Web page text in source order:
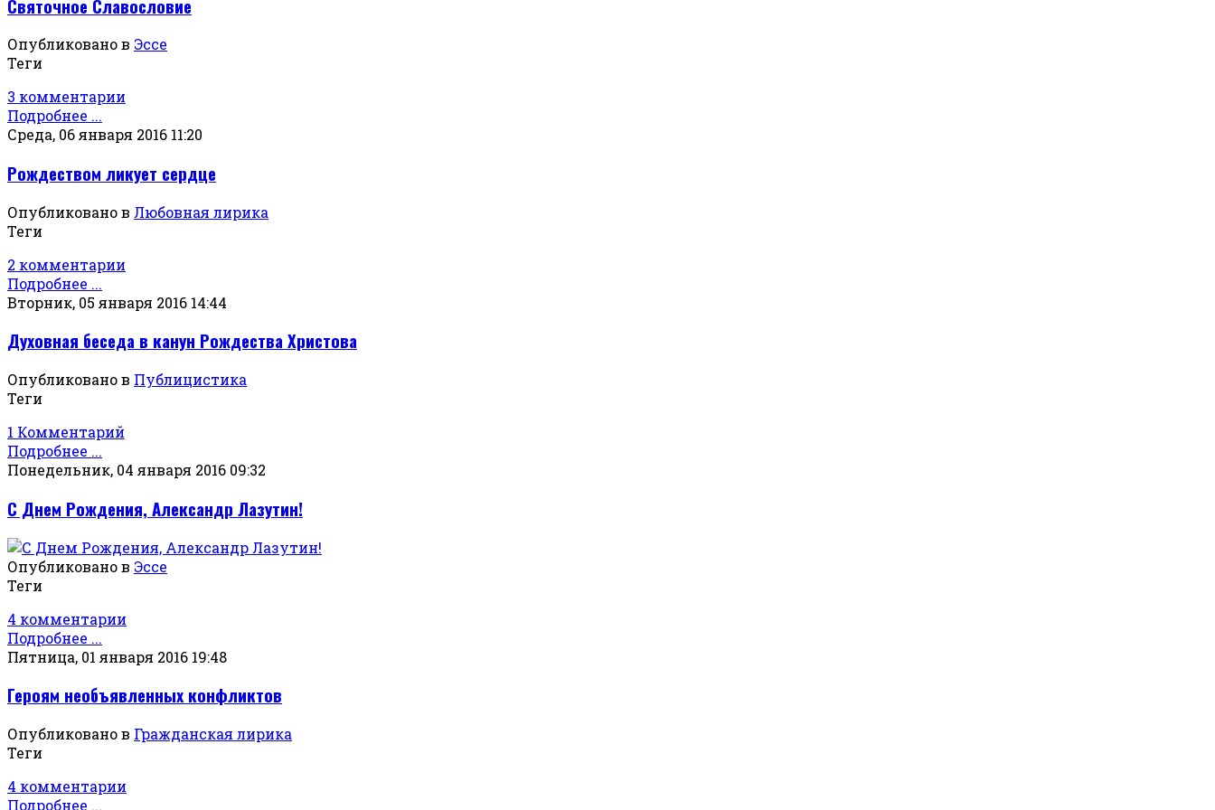
Святочное Славословие
Опубликовано в Эссе
Теги
3 комментарии
Подробнее ...
Среда, 06 января 2016 11:20
Рождеством ликует сердце
Опубликовано в Любовная лирика
Теги
2 комментарии
Подробнее ...
Вторник, 05 января 2016 14:44
Духовная беседа в канун Рождества Христова
Опубликовано в Публицистика
Теги
1 Комментарий
Подробнее ...
Понедельник, 04 января 2016 09:32
С Днем Рождения, Александр Лазутин!
Опубликовано в Эссе
Теги
4 комментарии
Подробнее ...
Пятница, 01 января 2016 19:48
Героям необъявленных конфликтов
Опубликовано в Гражданская лирика
Теги
4 комментарии
Подробнее ...